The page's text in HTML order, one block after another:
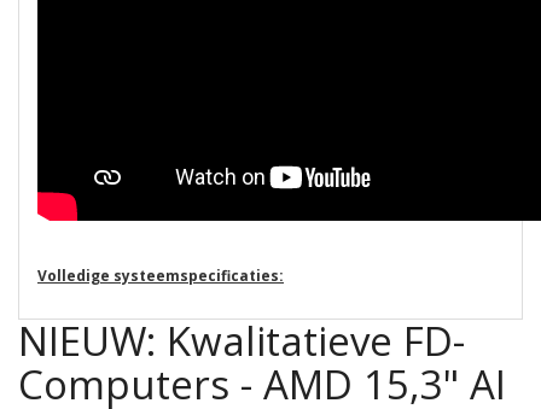
Volledige systeemspecificaties:
NIEUW: Kwalitatieve FD-
Computers - AMD 15,3" AI